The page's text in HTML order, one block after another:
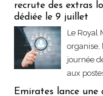
recrute des extras
dédiée le 9 juillet
Le Royal
organise,
journée
aux
Emirates lance une